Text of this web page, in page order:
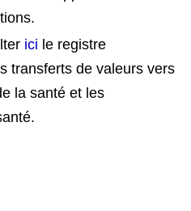
ici le registre
transferts de valeurs vers
la santé et les